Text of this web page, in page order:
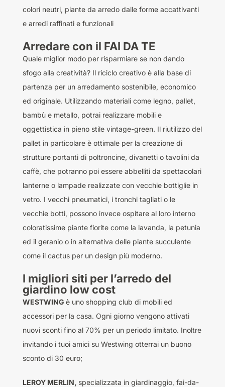
colori neutri, piante da arredo dalle forme accattivanti
e arredi raffinati e funzionali
Arredare con il FAI DA TE
Quale miglior modo per risparmiare se non dando
sfogo alla creatività? Il riciclo creativo è alla base di
partenza per un arredamento sostenibile, economico
ed originale. Utilizzando materiali come legno, pallet,
bambù e metallo, potrai realizzare mobili e
oggettistica in pieno stile vintage-green. Il riutilizzo del
pallet in particolare è ottimale per la creazione di
strutture portanti di poltroncine, divanetti o tavolini da
caffè, che potranno poi essere abbelliti da spettacolari
lanterne o lampade realizzate con vecchie bottiglie in
vetro. I vecchi pneumatici, i tronchi tagliati o le
vecchie botti, possono invece ospitare al loro interno
coloratissime piante fiorite come la lavanda, la petunia
ed il geranio o in alternativa delle piante succulente
come il cactus per un design più moderno.
I migliori siti per l’arredo del
giardino low cost
WESTWING è uno shopping club di mobili ed
accessori per la casa. Ogni giorno vengono attivati
nuovi sconti fino al 70% per un periodo limitato. Inoltre
invitando i tuoi amici su Westwing otterrai un buono
sconto di 30 euro;
LEROY MERLIN, specializzata in giardinaggio, fai-da-